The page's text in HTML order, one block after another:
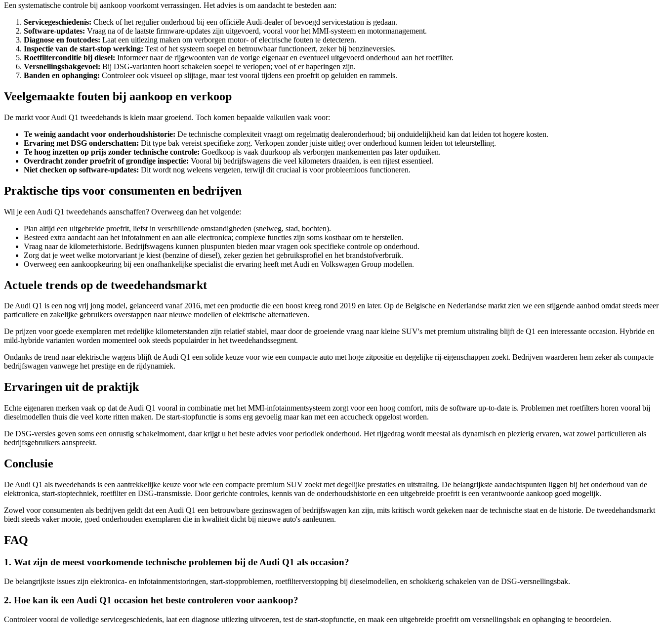
Een systematische controle bij aankoop voorkomt verrassingen. Het advies is om aandacht te besteden aan:
Servicegeschiedenis: Check of het regulier onderhoud bij een officiële Audi-dealer of bevoegd servicestation is gedaan.
Software-updates: Vraag na of de laatste firmware-updates zijn uitgevoerd, vooral voor het MMI-systeem en motormanagement.
Diagnose en foutcodes: Laat een uitlezing maken om verborgen motor- of electrische fouten te detecteren.
Inspectie van de start-stop werking: Test of het systeem soepel en betrouwbaar functioneert, zeker bij benzineversies.
Roetfilterconditie bij diesel: Informeer naar de rijgewoonten van de vorige eigenaar en eventueel uitgevoerd onderhoud aan het roetfilter.
Versnellingsbakgevoel: Bij DSG-varianten hoort schakelen soepel te verlopen; voel of er haperingen zijn.
Banden en ophanging: Controleer ook visueel op slijtage, maar test vooral tijdens een proefrit op geluiden en rammels.
Veelgemaakte fouten bij aankoop en verkoop
De markt voor Audi Q1 tweedehands is klein maar groeiend. Toch komen bepaalde valkuilen vaak voor:
Te weinig aandacht voor onderhoudshistorie: De technische complexiteit vraagt om regelmatig dealeronderhoud; bij onduidelijkheid kan dat leiden tot hogere kosten.
Ervaring met DSG onderschatten: Dit type bak vereist specifieke zorg. Verkopen zonder juiste uitleg over onderhoud kunnen leiden tot teleurstelling.
Te hoog inzetten op prijs zonder technische controle: Goedkoop is vaak duurkoop als verborgen mankementen pas later opduiken.
Overdracht zonder proefrit of grondige inspectie: Vooral bij bedrijfswagens die veel kilometers draaiden, is een rijtest essentieel.
Niet checken op software-updates: Dit wordt nog weleens vergeten, terwijl dit cruciaal is voor probleemloos functioneren.
Praktische tips voor consumenten en bedrijven
Wil je een Audi Q1 tweedehands aanschaffen? Overweeg dan het volgende:
Plan altijd een uitgebreide proefrit, liefst in verschillende omstandigheden (snelweg, stad, bochten).
Besteed extra aandacht aan het infotainment en aan alle electronica; complexe functies zijn soms kostbaar om te herstellen.
Vraag naar de kilometerhistorie. Bedrijfswagens kunnen pluspunten bieden maar vragen ook specifieke controle op onderhoud.
Zorg dat je weet welke motorvariant je kiest (benzine of diesel), zeker gezien het gebruiksprofiel en het brandstofverbruik.
Overweeg een aankoopkeuring bij een onafhankelijke specialist die ervaring heeft met Audi en Volkswagen Group modellen.
Actuele trends op de tweedehandsmarkt
De Audi Q1 is een nog vrij jong model, gelanceerd vanaf 2016, met een productie die een boost kreeg rond 2019 en later. Op de Belgische en Nederlandse markt zien we een stijgende aanbod omdat steeds meer
particuliere en zakelijke gebruikers overstappen naar nieuwe modellen of elektrische alternatieven.
De prijzen voor goede exemplaren met redelijke kilometerstanden zijn relatief stabiel, maar door de groeiende vraag naar kleine SUV's met premium uitstraling blijft de Q1 een interessante occasion. Hybride en
mild-hybride varianten worden momenteel ook steeds populairder in het tweedehandssegment.
Ondanks de trend naar elektrische wagens blijft de Audi Q1 een solide keuze voor wie een compacte auto met hoge zitpositie en degelijke rij-eigenschappen zoekt. Bedrijven waarderen hem zeker als compacte
bedrijfswagen vanwege het prestige en de rijdynamiek.
Ervaringen uit de praktijk
Echte eigenaren merken vaak op dat de Audi Q1 vooral in combinatie met het MMI-infotainmentsysteem zorgt voor een hoog comfort, mits de software up-to-date is. Problemen met roetfilters horen vooral bij
dieselmodellen thuis die veel korte ritten maken. De start-stopfunctie is soms erg gevoelig maar kan met een accucheck opgelost worden.
De DSG-versies geven soms een onrustig schakelmoment, daar krijgt u het beste advies voor periodiek onderhoud. Het rijgedrag wordt meestal als dynamisch en plezierig ervaren, wat zowel particulieren als
bedrijfsgebruikers aanspreekt.
Conclusie
De Audi Q1 als tweedehands is een aantrekkelijke keuze voor wie een compacte premium SUV zoekt met degelijke prestaties en uitstraling. De belangrijkste aandachtspunten liggen bij het onderhoud van de
elektronica, start-stoptechniek, roetfilter en DSG-transmissie. Door gerichte controles, kennis van de onderhoudshistorie en een uitgebreide proefrit is een verantwoorde aankoop goed mogelijk.
Zowel voor consumenten als bedrijven geldt dat een Audi Q1 een betrouwbare gezinswagen of bedrijfswagen kan zijn, mits kritisch wordt gekeken naar de technische staat en de historie. De tweedehandsmarkt
biedt steeds vaker mooie, goed onderhouden exemplaren die in kwaliteit dicht bij nieuwe auto's aanleunen.
FAQ
1. Wat zijn de meest voorkomende technische problemen bij de Audi Q1 als occasion?
De belangrijkste issues zijn elektronica- en infotainmentstoringen, start-stopproblemen, roetfilterverstopping bij dieselmodellen, en schokkerig schakelen van de DSG-versnellingsbak.
2. Hoe kan ik een Audi Q1 occasion het beste controleren voor aankoop?
Controleer vooral de volledige servicegeschiedenis, laat een diagnose uitlezing uitvoeren, test de start-stopfunctie, en maak een uitgebreide proefrit om versnellingsbak en ophanging te beoordelen.